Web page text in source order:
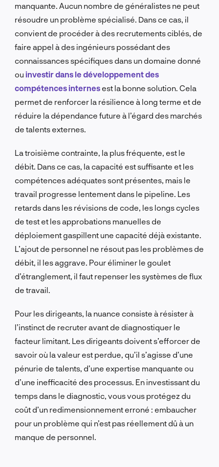
manquante. Aucun nombre de généralistes ne peut
résoudre un problème spécialisé. Dans ce cas, il
convient de procéder à des recrutements ciblés, de
faire appel à des ingénieurs possédant des
connaissances spécifiques dans un domaine donné
ou investir dans le développement des
compétences internes est la bonne solution. Cela
permet de renforcer la résilience à long terme et de
réduire la dépendance future à l’égard des marchés
de talents externes.
La troisième contrainte, la plus fréquente, est le
débit. Dans ce cas, la capacité est suffisante et les
compétences adéquates sont présentes, mais le
travail progresse lentement dans le pipeline. Les
retards dans les révisions de code, les longs cycles
de test et les approbations manuelles de
déploiement gaspillent une capacité déjà existante.
L’ajout de personnel ne résout pas les problèmes de
débit, il les aggrave. Pour éliminer le goulet
d’étranglement, il faut repenser les systèmes de flux
de travail.
Pour les dirigeants, la nuance consiste à résister à
l’instinct de recruter avant de diagnostiquer le
facteur limitant. Les dirigeants doivent s’efforcer de
savoir où la valeur est perdue, qu’il s’agisse d’une
pénurie de talents, d’une expertise manquante ou
d’une inefficacité des processus. En investissant du
temps dans le diagnostic, vous vous protégez du
coût d’un redimensionnement erroné : embaucher
pour un problème qui n’est pas réellement dû à un
manque de personnel.